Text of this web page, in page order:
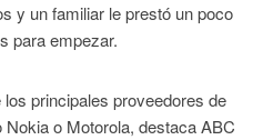
y un familiar le prestó un poco
para empezar.
principales proveedores de
o Motorola, destaca ABC